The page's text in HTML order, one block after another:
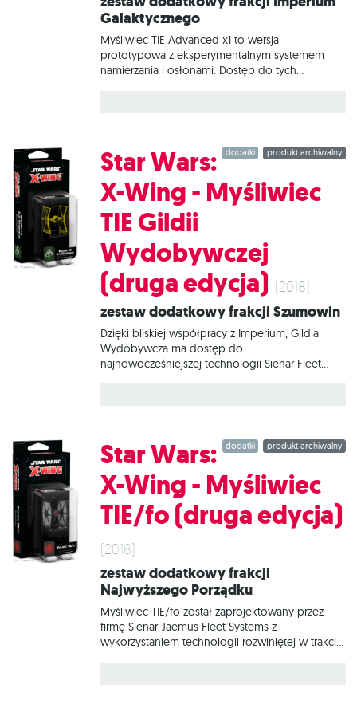
Galaktycznego
Myśliwiec TIE Advanced x1 to wersja
prototypowa z eksperymentalnym systemem
namierzania i osłonami. Dostęp do tych
Myśliwiec TIE Advanced x1 (druga edycja) zawiera
wszystko, co potrzebne, aby dodać do gry 1
produkt archiwalny
dodatki
Star Wars:
X-Wing - Myśliwiec
TIE Gildii
Wydobywczej
(druga edycja) (2018)
Zestaw dodatkowy frakcji Szumowin
‭Dzięki bliskiej współpracy z Imperium, Gildia
Wydobywcza ma dostęp ‭do
najnowocześniejszej technologii Sienar Fleet
znaczenie przy lotach przez niebezpieczne pola
asteroid. W tym zestawie znajduje się wszystko,
Zmodyfikowany myśliwiec TIE/ln.
produkt archiwalny
dodatki
Star Wars:
X-Wing - Myśliwiec
TIE/fo (druga edycja)
(2018)
Zestaw dodatkowy frakcji
Najwyższego Porządku
Myśliwiec TIE/fo został zaprojektowany przez
firmę Sienar-Jaemus Fleet Systems z
wykorzystaniem technologii rozwiniętej w trakcie